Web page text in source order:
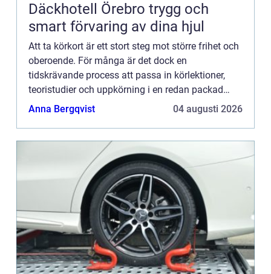
Däckhotell Örebro trygg och
smart förvaring av dina hjul
Att ta körkort är ett stort steg mot större frihet och
oberoende. För många är det dock en
tidskrävande process att passa in körlektioner,
teoristudier och uppkörning i en redan packad
vardag. Lösnin...
Anna Bergqvist 04 augusti 2026